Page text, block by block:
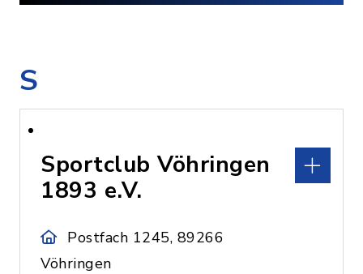
S
Sportclub Vöhringen
1893 e.V.
Postfach 1245, 89266
Vöhringen